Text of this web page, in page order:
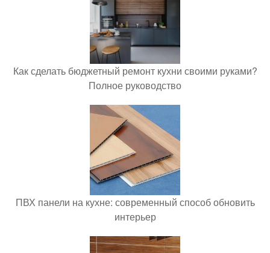
Как сделать бюджетный ремонт кухни своими руками?
Полное руководство
ПВХ панели на кухне: современный способ обновить
интерьер